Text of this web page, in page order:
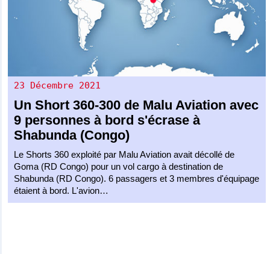
23 Décembre 2021
UnShort 360-300 de Malu Aviation avec
9 personnes à bord s'écrase à
Shabunda (Congo)
Le Shorts 360 exploité par Malu Aviation avait décollé de
Goma (RD Congo) pour un vol cargo à destination de
Shabunda (RD Congo). 6 passagers et 3 membres d'équipage
étaient à bord. L'avion…